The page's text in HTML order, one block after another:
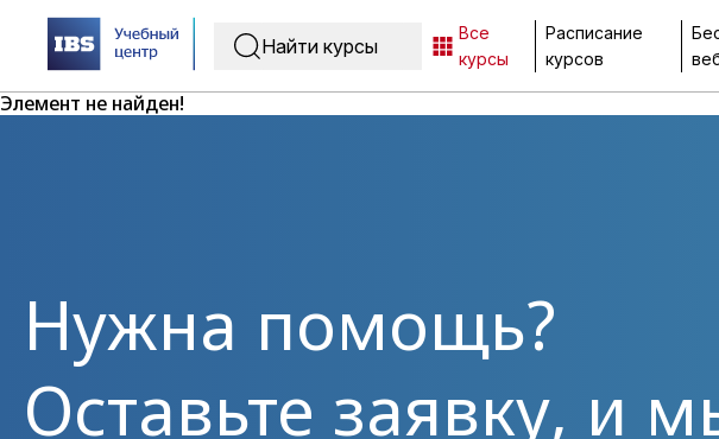
Все
курсы
Расписание
курсов
Элемент не найден!
Нужна помощь?
Оставьте заявку, и